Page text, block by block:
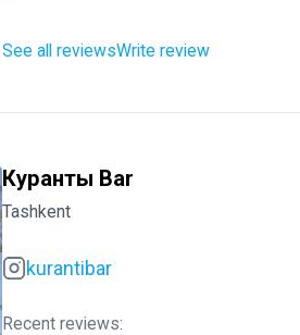
See all reviewsWrite review
Куранты Bar
Tashkent
kurantibar
Recent reviews: